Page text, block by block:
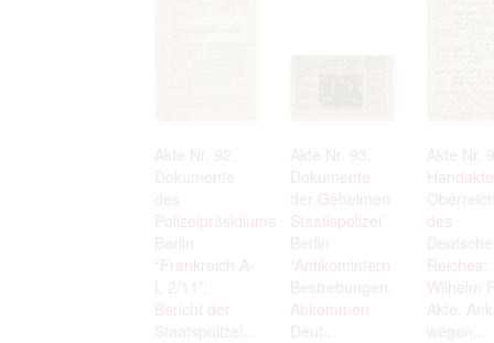
Akte Nr. 92.
Dokumente
des
Polizeipräsidiums
Berlin
“Frankreich A-
L 2/11”:
Bericht der
Staatspolizei...
Akte Nr. 93.
Dokumente
der Geheimen
Staatlspolizei
Berlin
“Antikomintern
Bestrebungen.
Abkommen
Deut...
Akte Nr.
des
Reiches:
Wilhelm
Akte,
wegen...